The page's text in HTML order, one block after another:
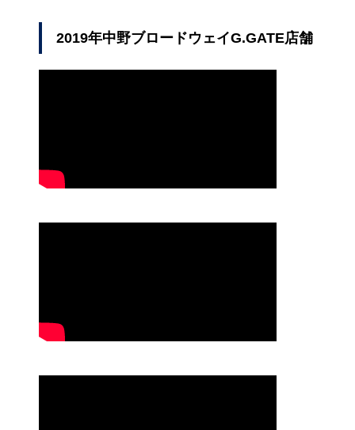
2019年中野ブロードウェイG.GATE店舗